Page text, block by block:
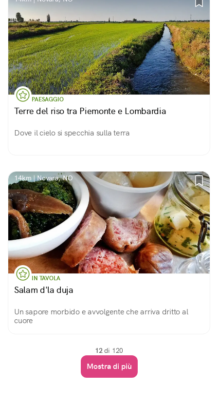
PAESAGGIO
Terre del riso tra Piemonte e Lombardia
Dove il cielo si specchia sulla terra
14km | Novara, NO
IN TAVOLA
Salam d'la duja
Un sapore morbido e avvolgente che arriva dritto al
cuore
12di 120
Mostra di più